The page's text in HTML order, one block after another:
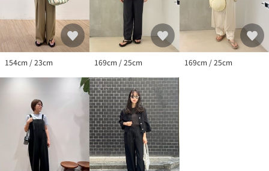
154cm / 23cm 169cm / 25cm 169cm / 25cm